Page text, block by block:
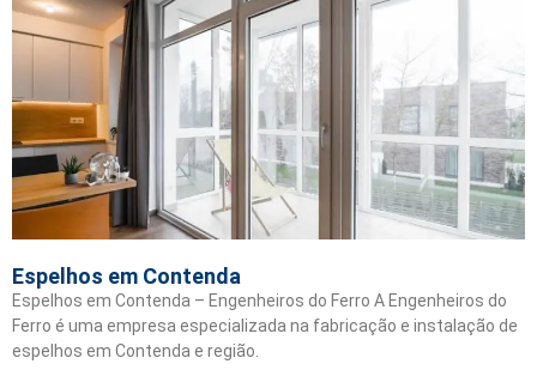
Espelhos em Contenda
Espelhos em Contenda – Engenheiros do Ferro A Engenheiros do
Ferro é uma empresa especializada na fabricação e instalação de
espelhos em Contenda e região.